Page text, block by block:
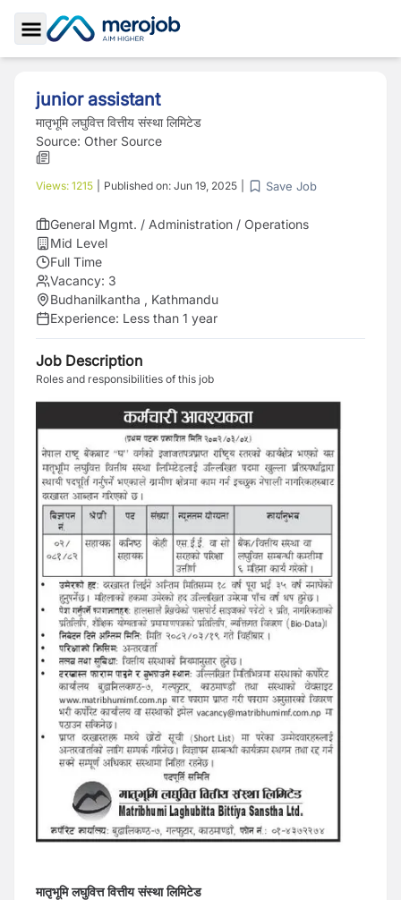
Toggle Sidebar
junior assistant
मातृभूमि लघुवित्त वित्तीय संस्था लिमिटेड
Source: Other Source
Views: 1215 Published on: Jun 19, 2025 Save Job
General Mgmt. / Administration / Operations
Mid Level
Full Time
Vacancy: 3
Budhanilkantha , Kathmandu
Experience: Less than 1 year
Job Description
Roles and responsibilities of this job
मातृभूमि लघुवित्त वित्तीय संस्था लिमिटेड